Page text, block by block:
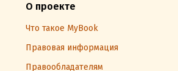
О проекте
Что такое MyBook
Правовая информация
Правообладателям